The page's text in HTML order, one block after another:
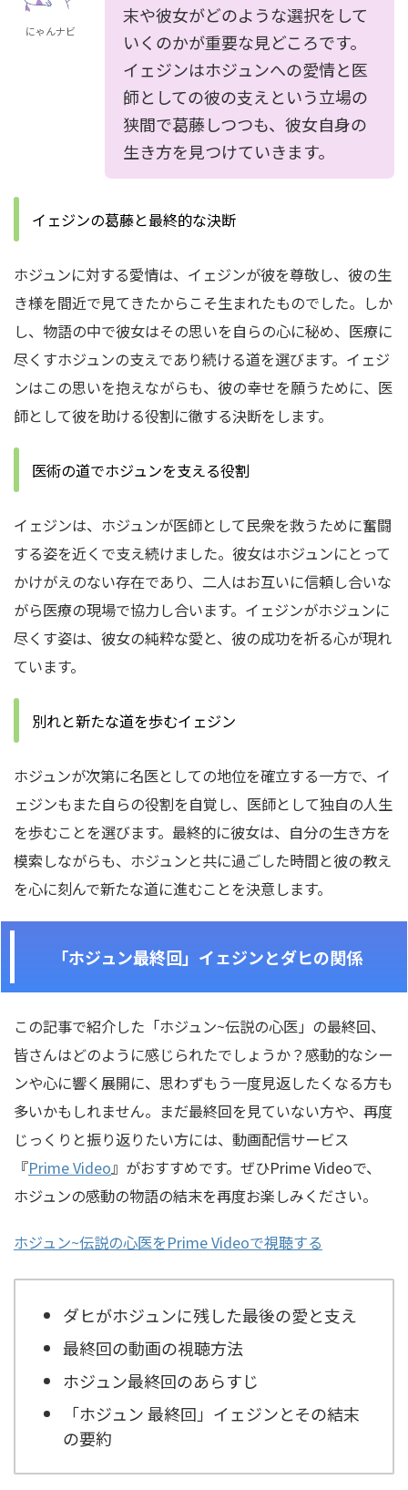
にゃんナビ
末や彼女がどのような選択をして
いくのかが重要な見どころです。
イェジンはホジュンへの愛情と医
師としての彼の支えという立場の
狭間で葛藤しつつも、彼女自身の
生き方を見つけていきます。
イェジンの葛藤と最終的な決断
ホジュンに対する愛情は、イェジンが彼を尊敬し、彼の生
き様を間近で見てきたからこそ生まれたものでした。しか
し、物語の中で彼女はその思いを自らの心に秘め、医療に
尽くすホジュンの支えであり続ける道を選びます。イェジ
ンはこの思いを抱えながらも、彼の幸せを願うために、医
師として彼を助ける役割に徹する決断をします。
医術の道でホジュンを支える役割
イェジンは、ホジュンが医師として民衆を救うために奮闘
する姿を近くで支え続けました。彼女はホジュンにとって
かけがえのない存在であり、二人はお互いに信頼し合いな
がら医療の現場で協力し合います。イェジンがホジュンに
尽くす姿は、彼女の純粋な愛と、彼の成功を祈る心が現れ
ています。
別れと新たな道を歩むイェジン
ホジュンが次第に名医としての地位を確立する一方で、イ
ェジンもまた自らの役割を自覚し、医師として独自の人生
を歩むことを選びます。最終的に彼女は、自分の生き方を
模索しながらも、ホジュンと共に過ごした時間と彼の教え
を心に刻んで新たな道に進むことを決意します。
「ホジュン最終回」イェジンとダヒの関係
この記事で紹介した「ホジュン~伝説の心医」の最終回、
皆さんはどのように感じられたでしょうか？感動的なシー
ンや心に響く展開に、思わずもう一度見返したくなる方も
多いかもしれません。まだ最終回を見ていない方や、再度
じっくりと振り返りたい方には、動画配信サービス
『Prime Video』がおすすめです。ぜひPrime Videoで、
ホジュンの感動の物語の結末を再度お楽しみください。
ホジュン~伝説の心医をPrime Videoで視聴する
ダヒがホジュンに残した最後の愛と支え
最終回の動画の視聴方法
ホジュン最終回のあらすじ
「ホジュン最終回」イェジンとその結末
の要約